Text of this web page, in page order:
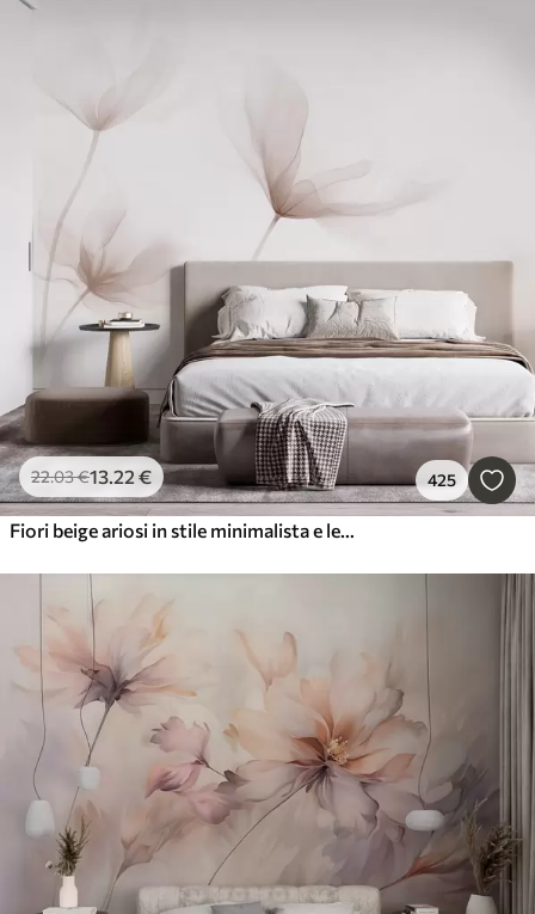
22.03€13.22 € 425
Fiori beige ariosi in stile minimalista e leggero